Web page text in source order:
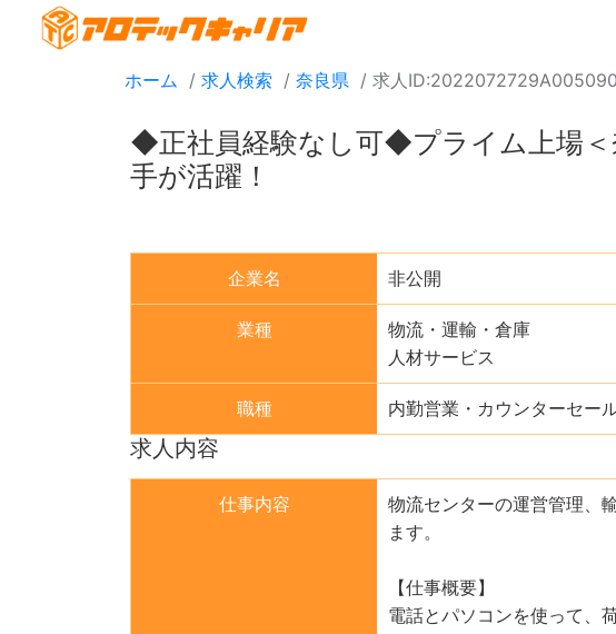
ホーム 求人検索 奈良県 求人
◆正社員経験なし可◆プライム上場＜
手が活躍！
企業名 非公開
業種
物流・運輸・倉庫
人材サービス
職種 内勤営業・カウンターセー
求人内容
仕事内容
物流センターの運営管理、
ます。
【仕事概要】
電話とパソコンを使って、